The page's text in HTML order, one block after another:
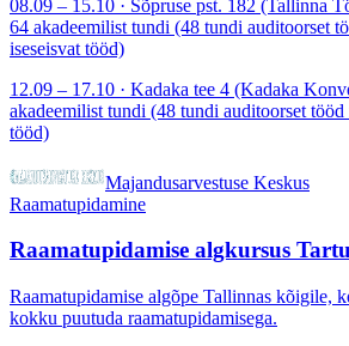
08.09 – 15.10 · Sõpruse pst. 182 (Tallinna
64 akadeemilist tundi (48 tundi auditoorset
iseseisvat tööd)
12.09 – 17.10 · Kadaka tee 4 (Kadaka
akadeemilist tundi (48 tundi auditoorset
tööd)
Majandusarvestuse Keskus
Raamatupidamine
Raamatupidamise algkursus
Raamatupidamise algõpe Tallinnas kõigile,
kokku puutuda raamatupidamisega.